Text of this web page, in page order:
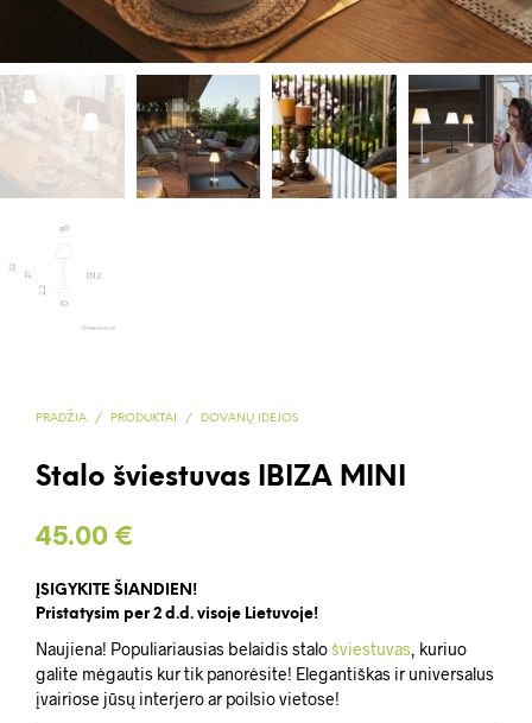
PRADŽIA / PRODUKTAI / DOVANŲ IDĖJOS
Stalo šviestuvas IBIZA MINI
45.00 €
ĮSIGYKITE ŠIANDIEN!
Pristatysim per 2 d.d. visoje Lietuvoje!
Naujiena! Populiariausias belaidis stalošviestuvas, kuriuo
galite mėgautis kur tik panorėsite! Elegantiškas ir universalus
įvairiose jūsų interjero ar poilsio vietose!